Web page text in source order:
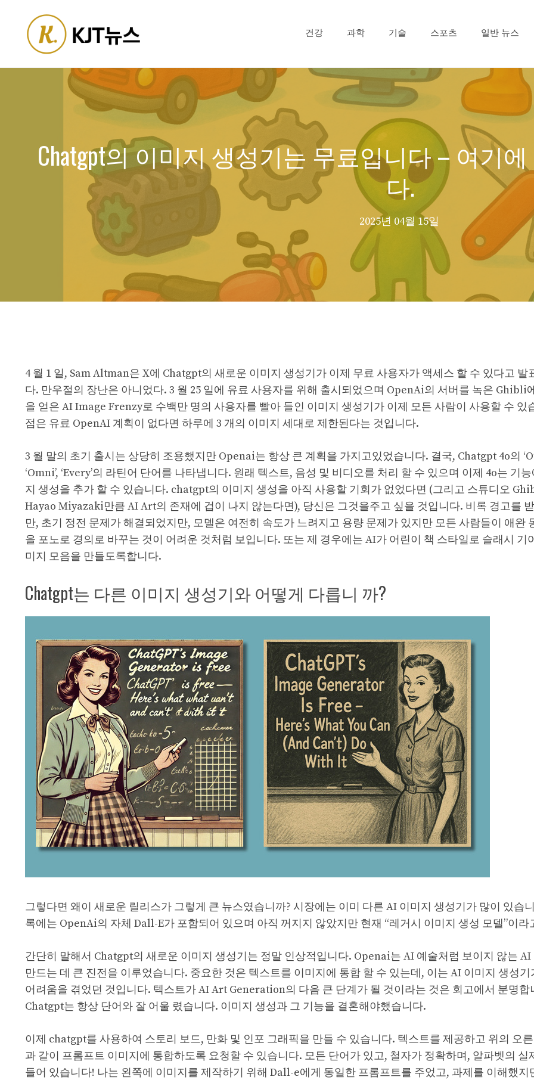
content
건강 과학 기술 스포츠 일반 뉴스
Chatgpt의 이미지 생성기는 무료입니다 – 여기
다.
2025년 04월 15일
4 월 1 일, Sam Altman은 X에 Chatgpt의 새로운 이미지 생성기가 이제 무료 사용자가 액세스 할 수 있다고 발
다. 만우절의 장난은 아니었다. 3 월 25 일에 유료 사용자를 위해 출시되었으며 OpenAi의 서버를 녹은 Ghibli
을 얻은 AI Image Frenzy로 수백만 명의 사용자를 빨아 들인 이미지 생성기가 이제 모든 사람이 사용할 수 있
점은 유료 OpenAI 계획이 없다면 하루에 3 개의 이미지 세대로 제한된다는 것입니다.
3 월 말의 초기 출시는 상당히 조용했지만 Openai는 항상 큰 계획을 가지고있었습니다. 결국, Chatgpt 4o의
‘Omni’, ‘Every’의 라틴어 단어를 나타냅니다. 원래 텍스트, 음성 및 비디오를 처리 할 수 ​​있으며 이제 4o는 기능
지 생성을 추가 할 수 있습니다. chatgpt의 이미지 생성을 아직 사용할 기회가 없었다면 (그리고 스튜디오
Hayao Miyazaki만큼 AI Art의 존재에 겁이 나지 않는다면), 당신은 그것을주고 싶을 것입니다. 비록 경고를
만, 초기 정전 문제가 해결되었지만, 모델은 여전히 ​​속도가 느려지고 용량 문제가 있지만 모든 사람들이 애완
을 포노로 경의로 바꾸는 것이 어려운 것처럼 보입니다. 또는 제 경우에는 AI가 어린이 책 스타일로 슬래시 기
미지 모음을 만들도록합니다.
Chatgpt는 다른 이미지 생성기와 어떻게 다릅니 까?
그렇다면 왜이 새로운 릴리스가 그렇게 큰 뉴스였습니까? 시장에는 이미 다른 AI 이미지 생성기가 많이 있습
록에는 OpenAi의 자체 Dall-E가 포함되어 있으며 아직 꺼지지 않았지만 현재 “레거시 이미지 생성 모델”이라
간단히 말해서 Chatgpt의 새로운 이미지 생성기는 정말 인상적입니다. Openai는 AI 예술처럼 보이지 않는 AI
만드는 데 큰 진전을 이루었습니다. 중요한 것은 텍스트를 이미지에 통합 할 수 있는데, 이는 AI 이미지 생성기
어려움을 겪었던 것입니다. 텍스트가 AI Art Generation의 다음 큰 단계가 될 것이라는 것은 회고에서 분명합
Chatgpt는 항상 단어와 잘 어울 렸습니다. 이미지 생성과 그 기능을 결혼해야했습니다.
이제 chatgpt를 사용하여 스토리 보드, 만화 및 인포 그래픽을 만들 수 있습니다. 텍스트를 제공하고 위의 오
과 같이 프롬프트 이미지에 통합하도록 요청할 수 있습니다. 모든 단어가 있고, 철자가 정확하며, 알파벳의 실
들어 있습니다! 나는 왼쪽에 이미지를 제작하기 위해 Dall-e에게 동일한 프롬프트를 주었고, 과제를 이해했지